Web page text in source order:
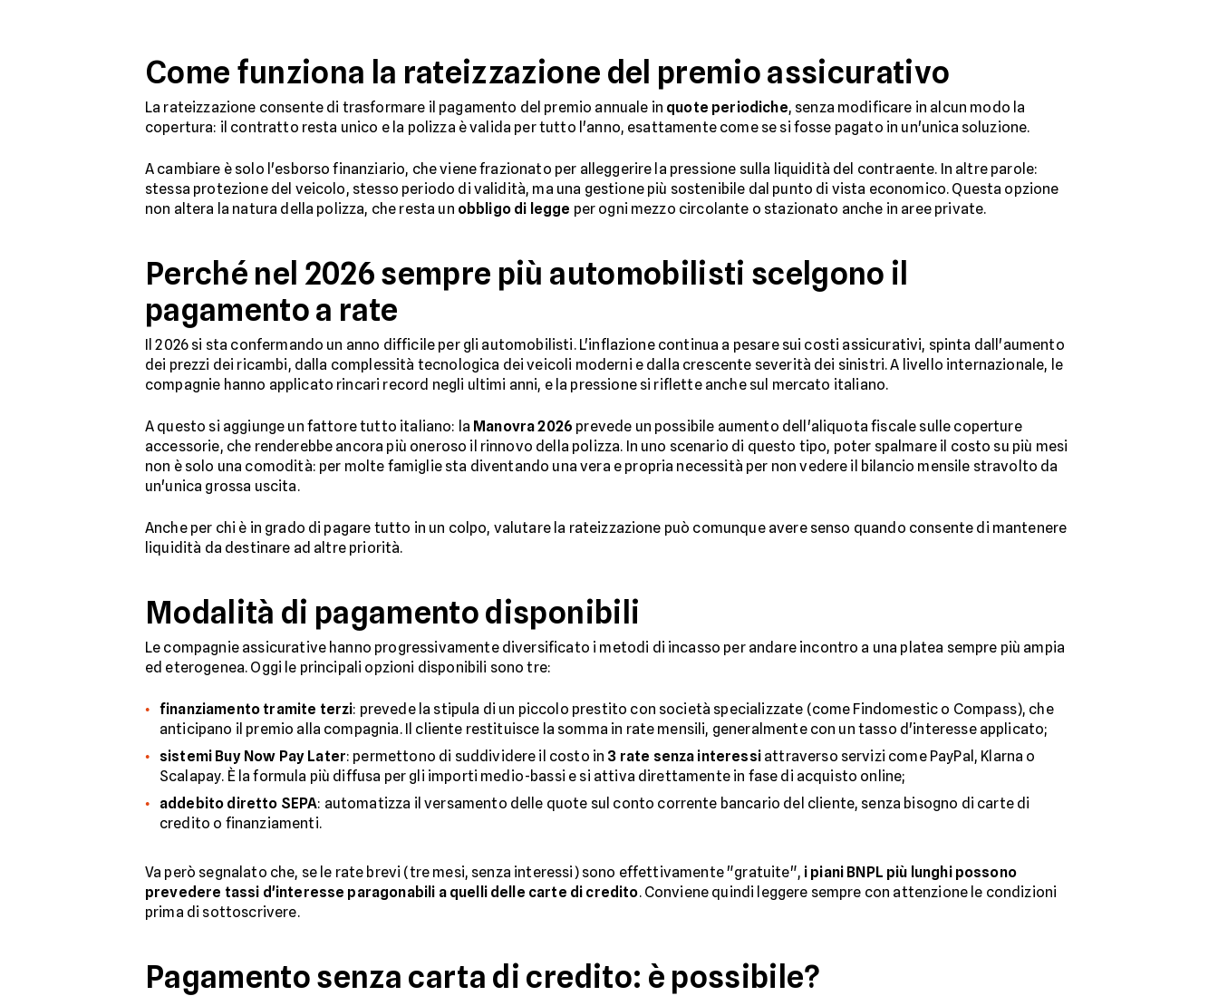
Come funziona la rateizzazione del premio assicurativo
La rateizzazione consente di trasformare il pagamento del premio annuale in quote periodiche, senza modificare in alcun modo la
copertura: il contratto resta unico e la polizza è valida per tutto l'anno, esattamente come se si fosse pagato in un'unica soluzione.
A cambiare è solo l'esborso finanziario, che viene frazionato per alleggerire la pressione sulla liquidità del contraente. In altre parole:
stessa protezione del veicolo, stesso periodo di validità, ma una gestione più sostenibile dal punto di vista economico. Questa opzione
non altera la natura della polizza, che resta un obbligo di legge per ogni mezzo circolante o stazionato anche in aree private.
Perché nel 2026 sempre più automobilisti scelgono il
pagamento a rate
Il 2026 si sta confermando un anno difficile per gli automobilisti. L'inflazione continua a pesare sui costi assicurativi, spinta dall'aumento
dei prezzi dei ricambi, dalla complessità tecnologica dei veicoli moderni e dalla crescente severità dei sinistri. A livello internazionale, le
compagnie hanno applicato rincari record negli ultimi anni, e la pressione si riflette anche sul mercato italiano.
A questo si aggiunge un fattore tutto italiano: la Manovra 2026 prevede un possibile aumento dell'aliquota fiscale sulle coperture
accessorie, che renderebbe ancora più oneroso il rinnovo della polizza. In uno scenario di questo tipo, poter spalmare il costo su più mesi
non è solo una comodità: per molte famiglie sta diventando una vera e propria necessità per non vedere il bilancio mensile stravolto da
un'unica grossa uscita.
Anche per chi è in grado di pagare tutto in un colpo, valutare la rateizzazione può comunque avere senso quando consente di mantenere
liquidità da destinare ad altre priorità.
Modalità di pagamento disponibili
Le compagnie assicurative hanno progressivamente diversificato i metodi di incasso per andare incontro a una platea sempre più ampia
ed eterogenea. Oggi le principali opzioni disponibili sono tre:
finanziamento tramite terzi: prevede la stipula di un piccolo prestito con società specializzate (come Findomestic o Compass), che
anticipano il premio alla compagnia. Il cliente restituisce la somma in rate mensili, generalmente con un tasso d'interesse applicato;
sistemi Buy Now Pay Later: permettono di suddividere il costo in 3 rate senza interessiattraverso servizi come PayPal, Klarna o
Scalapay. È la formula più diffusa per gli importi medio-bassi e si attiva direttamente in fase di acquisto online;
addebito diretto SEPA: automatizza il versamento delle quote sul conto corrente bancario del cliente, senza bisogno di carte di
credito o finanziamenti.
Va però segnalato che, se le rate brevi (tre mesi, senza interessi) sono effettivamente "gratuite", i piani BNPL più lunghi possono
prevedere tassi d'interesse paragonabili a quelli delle carte di credito. Conviene quindi leggere sempre con attenzione le condizioni
prima di sottoscrivere.
Pagamento senza carta di credito: è possibile?